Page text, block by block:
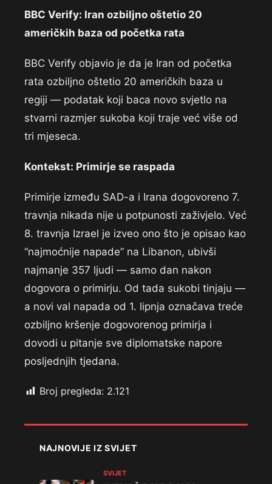
BBC Verify: Iran ozbiljno oštetio 20
američkih baza od početka rata
BBC Verify objavio je da je Iran od početka
rata ozbiljno oštetio 20 američkih baza u
regiji — podatak koji baca novo svjetlo na
stvarni razmjer sukoba koji traje već više od
tri mjeseca.
Kontekst: Primirje se raspada
Primirje između SAD-a i Irana dogovoreno 7.
travnja nikada nije u potpunosti zaživjelo. Već
8. travnja Izrael je izveo ono što je opisao kao
“najmoćnije napade” na Libanon, ubivši
najmanje 357 ljudi — samo dan nakon
dogovora o primirju. Od tada sukobi tinjaju —
a novi val napada od 1. lipnja označava treće
ozbiljno kršenje dogovorenog primirja i
dovodi u pitanje sve diplomatske napore
posljednjih tjedana.
Broj pregleda: 2.121
NAJNOVIJE IZ SVIJET
SVIJET